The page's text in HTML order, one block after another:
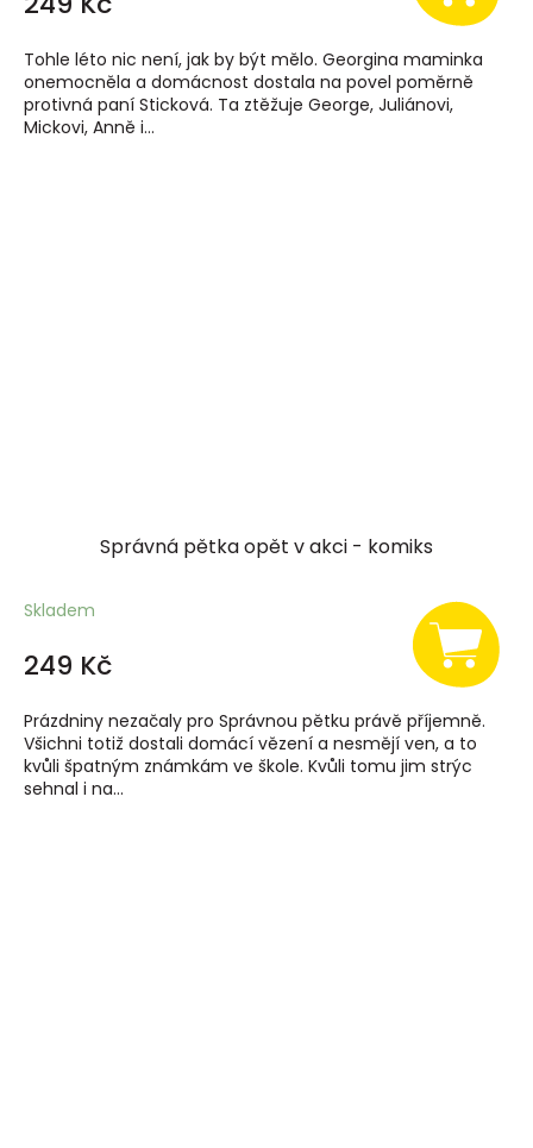
Tohle léto nic není, jak by být mělo. Georgina maminka
onemocněla a domácnost dostala na povel poměrně
protivná paní Sticková. Ta ztěžuje George, Juliánovi,
Mickovi, Anně i...
Správná pětka opět v akci - komiks
Skladem
249 Kč
Prázdniny nezačaly pro Správnou pětku právě příjemně.
Všichni totiž dostali domácí vězení a nesmějí ven, a to
kvůli špatným známkám ve škole. Kvůli tomu jim strýc
sehnal i na...